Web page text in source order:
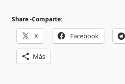
Share -Comparte:
X Facebook
Más